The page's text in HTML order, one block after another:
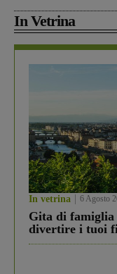
In Vetrina
In vetrina 6 Agosto
Gita di famiglia
divertire i tuoi